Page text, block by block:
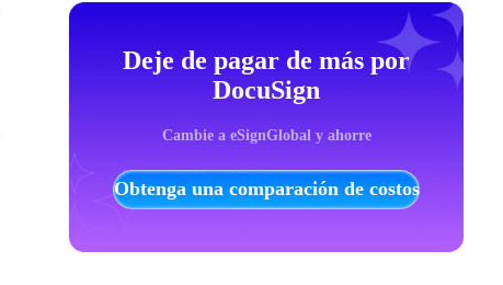
Deje de pagar de más por
DocuSign
Cambie a eSignGlobal y ahorre
Obtenga una comparación de costos